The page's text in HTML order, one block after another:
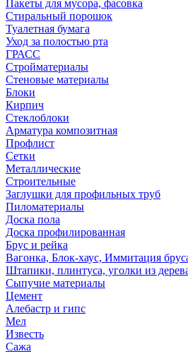
Пакеты для мусора, фасовка
Стиральный порошок
Туалетная бумага
Уход за полостью рта
ГРАСС
Стройматериалы
Стеновые материалы
Блоки
Кирпич
Стеклоблоки
Арматура композитная
Профлист
Сетки
Металлические
Строительные
Заглушки для профильных труб
Пиломатериалы
Доска пола
Доска профилированная
Брус и рейка
Вагонка, Блок-хаус, Иммитация
Штапики, плинтуса, уголки из
Сыпучие материалы
Цемент
Алебастр и гипс
Мел
Известь
Сажа